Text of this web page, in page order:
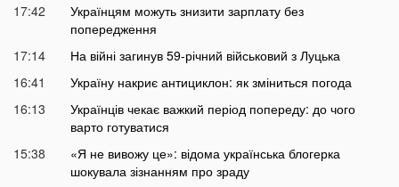
17:42
Українцям можуть знизити зарплату без
попередження
17:14
На війні загинув 59-річний військовий з Луцька
16:41
Україну накриє антициклон: як зміниться погода
16:13
Українців чекає важкий період попереду: до чого
варто готуватися
15:38
«Я не вивожу це»: відома українська блогерка
шокувала зізнанням про зраду